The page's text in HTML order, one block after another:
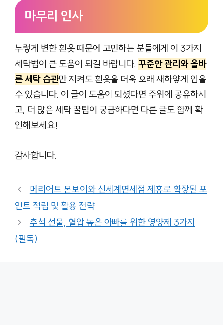
마무리 인사
누렇게 변한 흰옷 때문에 고민하는 분들에게 이 3가지
세탁법이 큰 도움이 되길 바랍니다. 꾸준한 관리와 올바
른 세탁 습관만 지켜도 흰옷을 더욱 오래 새하얗게 입을
수 있습니다. 이 글이 도움이 되셨다면 주위에 공유하시
고, 더 많은 세탁 꿀팁이 궁금하다면 다른 글도 함께 확
인해보세요!
감사합니다.
메리어트 본보이와 신세계면세점 제휴로 확장된 포
인트 적립 및 활용 전략
추석 선물, 혈압 높은 아빠를 위한 영양제 3가지
(필독)